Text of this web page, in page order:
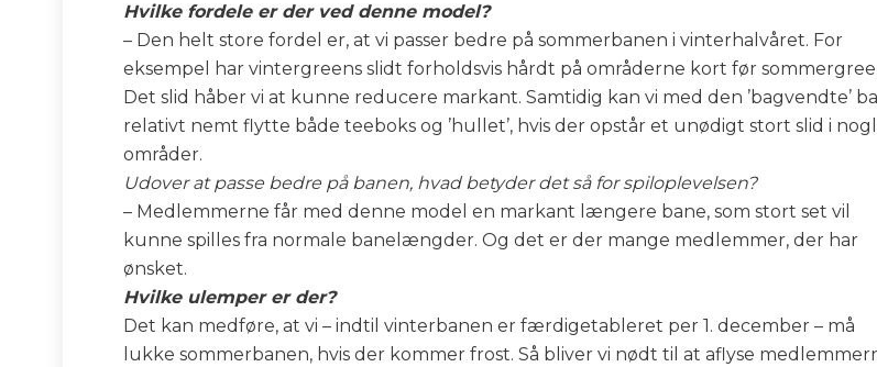
Hvilke fordele er der ved denne model?
– Den helt store fordel er, at vi passer bedre på sommerbanen i vinterhalvåret. For
eksempel har vintergreens slidt forholdsvis hårdt på områderne kort før
Det slid håber vi at kunne reducere markant. Samtidig kan vi med den ’bagvendte’
relativt nemt flytte både teeboks og ’hullet’, hvis der opstår et unødigt stort slid i
områder.
Udover at passe bedre på banen, hvad betyder det så for spiloplevelsen?
– Medlemmerne får med denne model en markant længere bane, som stort set vil
kunne spilles fra normale banelængder. Og det er der mange medlemmer, der har
ønsket.
Hvilke ulemper er der?
Det kan medføre, at vi – indtil vinterbanen er færdigetableret per 1. december – må
lukke sommerbanen, hvis der kommer frost. Så bliver vi nødt til at aflyse